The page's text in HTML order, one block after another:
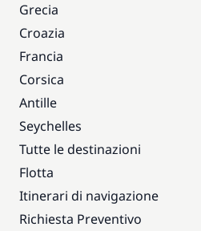
Grecia
Croazia
Francia
Corsica
Antille
Seychelles
Tutte le destinazioni
Flotta
Itinerari di navigazione
Richiesta Preventivo